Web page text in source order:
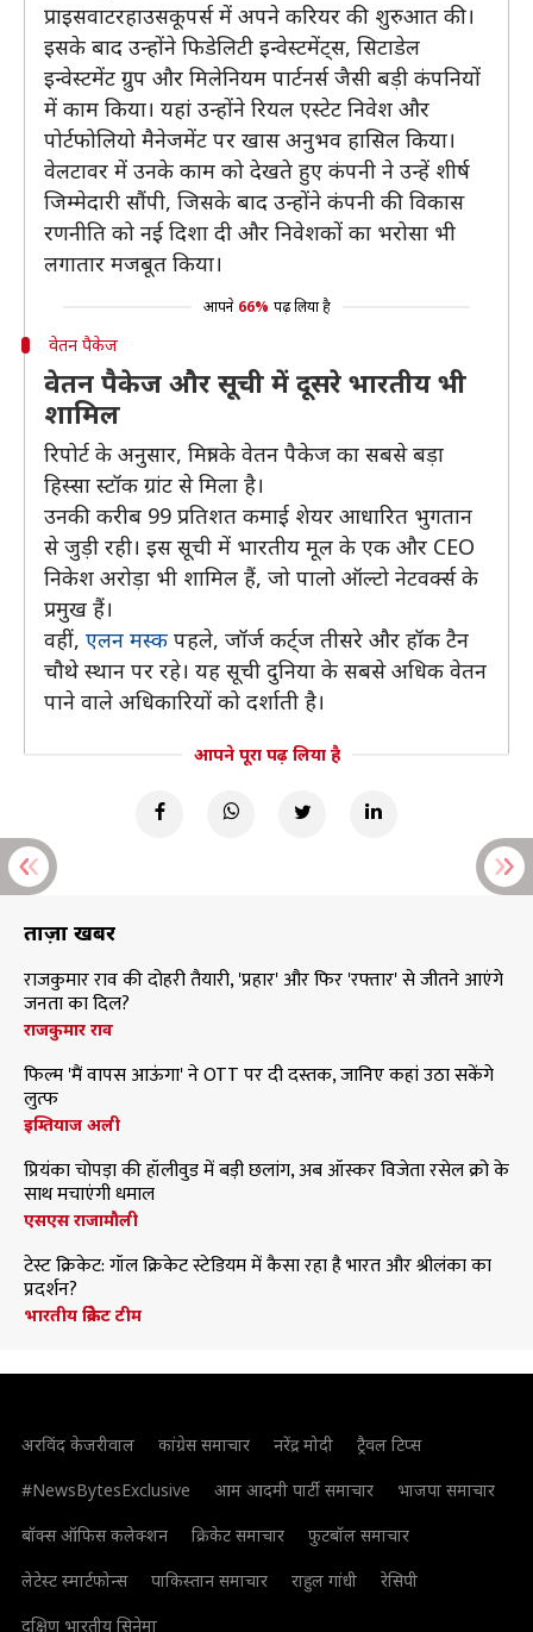
प्राइसवाटरहाउसकूपर्स में अपने करियर की शुरुआत की।
इसके बाद उन्होंने फिडेलिटी इन्वेस्टमेंट्स, सिटाडेल
इन्वेस्टमेंट ग्रुप और मिलेनियम पार्टनर्स जैसी बड़ी कंपनियों
में काम किया। यहां उन्होंने रियल एस्टेट निवेश और
पोर्टफोलियो मैनेजमेंट पर खास अनुभव हासिल किया।
वेलटावर में उनके काम को देखते हुए कंपनी ने उन्हें शीर्ष
जिम्मेदारी सौंपी, जिसके बाद उन्होंने कंपनी की विकास
रणनीति को नई दिशा दी और निवेशकों का भरोसा भी
लगातार मजबूत किया।
आपने 66% पढ़ लिया है
वेतन पैकेज
वेतन पैकेज और सूची में दूसरे भारतीय भी
शामिल
रिपोर्ट के अनुसार, मित्रा के वेतन पैकेज का सबसे बड़ा
हिस्सा स्टॉक ग्रांट से मिला है।
उनकी करीब 99 प्रतिशत कमाई शेयर आधारित भुगतान
से जुड़ी रही। इस सूची में भारतीय मूल के एक और CEO
निकेश अरोड़ा भी शामिल हैं, जो पालो ऑल्टो नेटवर्क्स के
प्रमुख हैं।
वहीं, एलन मस्क पहले, जॉर्ज कर्ट्ज तीसरे और हॉक टैन
चौथे स्थान पर रहे। यह सूची दुनिया के सबसे अधिक वेतन
पाने वाले अधिकारियों को दर्शाती है।
आपने पूरा पढ़ लिया है
ताज़ा खबरें
राजकुमार राव की दोहरी तैयारी, 'प्रहार' और फिर 'रफ्तार' से जीतने आएंगे
जनता का दिल?
राजकुमार राव
फिल्म 'मैं वापस आऊंगा' ने OTT पर दी दस्तक, जानिए कहां उठा सकेंगे
लुत्फ
इम्तियाज अली
प्रियंका चोपड़ा की हॉलीवुड में बड़ी छलांग, अब ऑस्कर विजेता रसेल क्रो के
साथ मचाएंगी धमाल
एसएस राजामौली
टेस्ट क्रिकेट: गॉल क्रिकेट स्टेडियम में कैसा रहा है भारत और श्रीलंका का
प्रदर्शन?
भारतीय क्रिकेट टीम
अरविंद केजरीवाल कांग्रेस समाचार नरेंद्र मोदी
ट्रैवल टिप्स
#NewsBytesExclusive
आम आदमी पार्टी समाचार
भाजपा समाचार
बॉक्स ऑफिस कलेक्शन
क्रिकेट समाचार
फुटबॉल समाचार
लेटेस्ट स्मार्टफोन्स
पाकिस्तान समाचार राहुल गांधी
रेसिपी
दक्षिण भारतीय सिनेमा